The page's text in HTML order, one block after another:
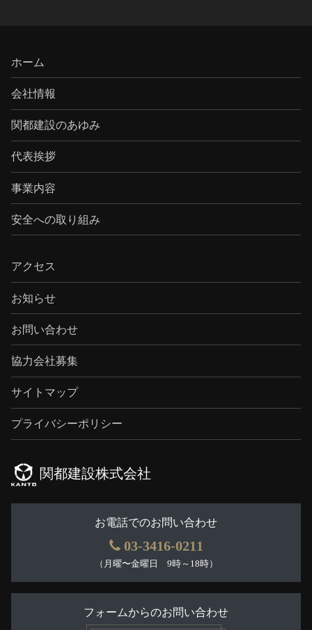
ホーム
会社情報
関都建設のあゆみ
代表挨拶
事業内容
安全への取り組み
アクセス
お知らせ
お問い合わせ
協力会社募集
サイトマップ
プライバシーポリシー
関都建設株式会社
お電話でのお問い合わせ
03-3416-0211
（月曜〜金曜日 9時～18時）
フォームからのお問い合わせ